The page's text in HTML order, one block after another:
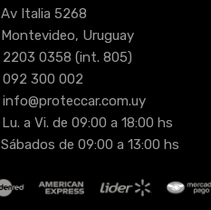
Av Italia 5268
Montevideo, Uruguay
2203 0358 (int. 805)
092 300 002
info@proteccar.com.uy
Lu. a Vi. de 09:00 a 18:00 hs
Sábados de 09:00 a 13:00 hs